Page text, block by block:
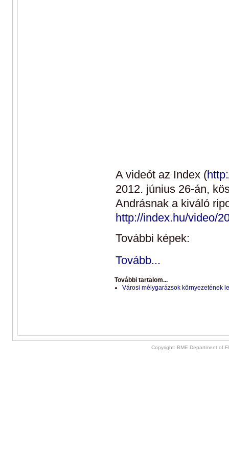
A videót az Index (
2012. június 26-án,
Andrásnak a kiváló
http://index.hu/video/
További képek:
Tovább...
További tartalom...
Városi mélygarázsok környezetének
Copyright: BME Department of